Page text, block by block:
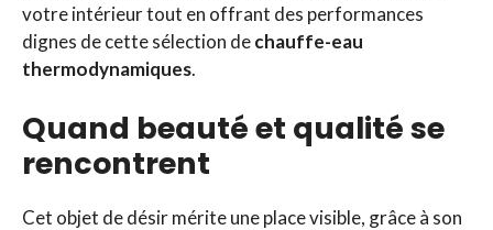
votre intérieur tout en offrant des performances
dignes de cette sélection dechauffe-eau
thermodynamiques.
Quand beauté et qualité se
rencontrent
Cet objet de désir mérite une place visible, grâce à son